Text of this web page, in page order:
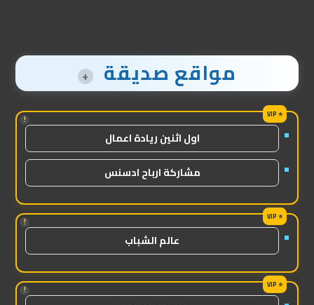
مواقع صديقة +
!
اول اثنين ريادة اعمال
مشاركة ارباح ادسنس
!
عالم الشباب
!